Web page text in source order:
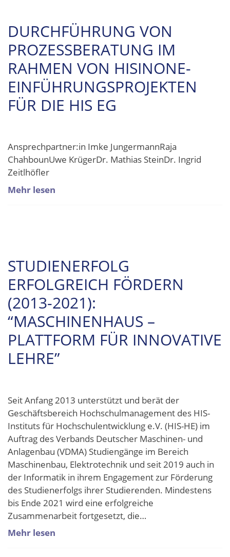
DURCHFÜHRUNG VON
PROZESSBERATUNG IM
RAHMEN VON HISINONE-
EINFÜHRUNGSPROJEKTEN
FÜR DIE HIS EG
Ansprechpartner:in Imke JungermannRaja
ChahbounUwe KrügerDr. Mathias SteinDr. Ingrid
Zeitlhöfler
Mehr lesen
STUDIENERFOLG
ERFOLGREICH FÖRDERN
(2013-2021):
“MASCHINENHAUS –
PLATTFORM FÜR INNOVATIVE
LEHRE”
Seit Anfang 2013 unterstützt und berät der
Geschäftsbereich Hochschulmanagement des HIS-
Instituts für Hochschulentwicklung e.V. (HIS-HE) im
Auftrag des Verbands Deutscher Maschinen- und
Anlagenbau (VDMA) Studiengänge im Bereich
Maschinenbau, Elektrotechnik und seit 2019 auch in
der Informatik in ihrem Engagement zur Förderung
des Studienerfolgs ihrer Studierenden. Mindestens
bis Ende 2021 wird eine erfolgreiche
Zusammenarbeit fortgesetzt, die…
Mehr lesen